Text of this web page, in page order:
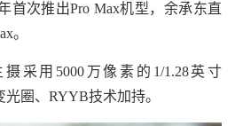
次推出Pro Max机型，余承东直
。
采用5000万像素的1/1.28英寸
圈、RYYB技术加持。